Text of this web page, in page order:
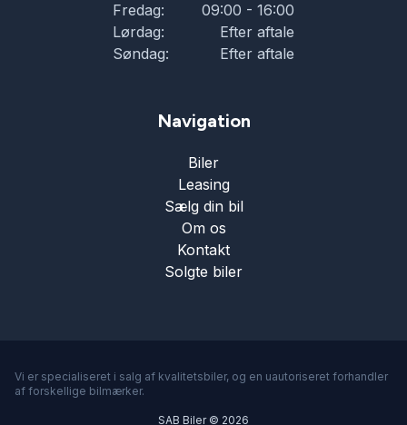
Fredag:
09:00 - 16:00
Lørdag:
Efter aftale
Søndag:
Efter aftale
Navigation
Biler
Leasing
Sælg din bil
Om os
Kontakt
Solgte biler
Vi er specialiseret i salg af kvalitetsbiler, og en uautoriseret forhandler
af forskellige bilmærker.
SAB Biler © 2026